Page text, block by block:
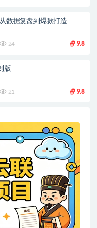
数据复盘到爆款打造
24 9.8
版
21 9.8